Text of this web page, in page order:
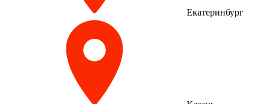
Екатеринбург